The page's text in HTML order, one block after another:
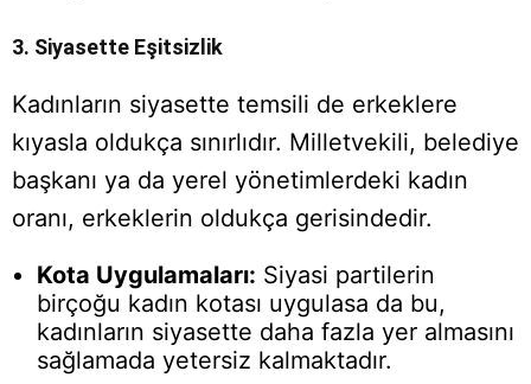
3. Siyasette Eşitsizlik
Kadınların siyasette temsili de erkeklere
kıyasla oldukça sınırlıdır. Milletvekili, belediye
başkanı ya da yerel yönetimlerdeki kadın
oranı, erkeklerin oldukça gerisindedir.
Kota Uygulamaları: Siyasi partilerin
birçoğu kadın kotası uygulasa da bu,
kadınların siyasette daha fazla yer almasını
sağlamada yetersiz kalmaktadır.